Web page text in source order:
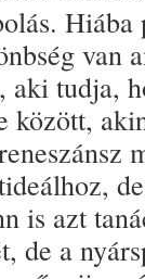
van
tudja,
között,
is azt
de a